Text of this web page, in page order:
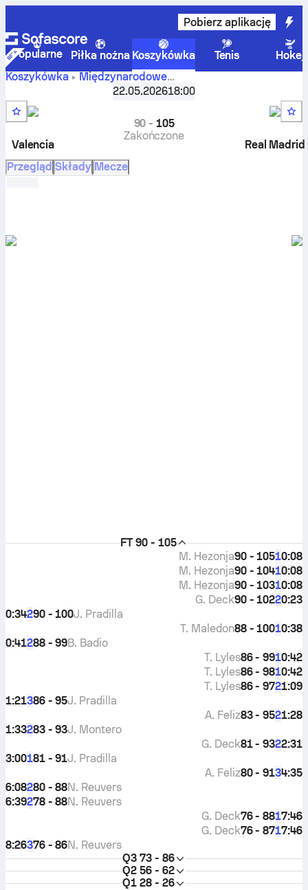
Pobierz aplikację
Popularne Piłka nożna Koszykówka Tenis
Hokej
Koszykówka
Międzynarodowe
Euroleague, Faza pucharowa,Półfinały
Basket przeciwko Real Madryt – wyniki na żywo, bilans
spotkań, terminarz, przewidywania i statystyki
22.05.202618:00
Valencia
90 - 105
Zakończone
Real Madrid
Przegląd Składy Mecze
FT 90 - 105
0:08
1
90 - 105
M. Hezonja
0:08
1
90 - 104
M. Hezonja
0:08
1
90 - 103
M. Hezonja
0:23
2
90 - 102
G. Deck
0:34290 - 100J. Pradilla
0:38
1
88 - 100
T. Maledon
0:41288 - 99B. Badio
0:42
1
86 - 99
T. Lyles
0:42
1
86 - 98
T. Lyles
1:09
2
86 - 97
T. Lyles
1:21386 - 95J. Pradilla
1:28
2
83 - 95
A. Feliz
1:33283 - 93J. Montero
2:31
2
81 - 93
G. Deck
3:00181 - 91J. Pradilla
4:35
3
80 - 91
A. Feliz
6:08280 - 88N. Reuvers
6:39278 - 88N. Reuvers
7:46
1
76 - 88
G. Deck
7:46
1
76 - 87
G. Deck
8:26376 - 86N. Reuvers
Q3 73 - 86
Q2 56 - 62
Q1 28 - 26